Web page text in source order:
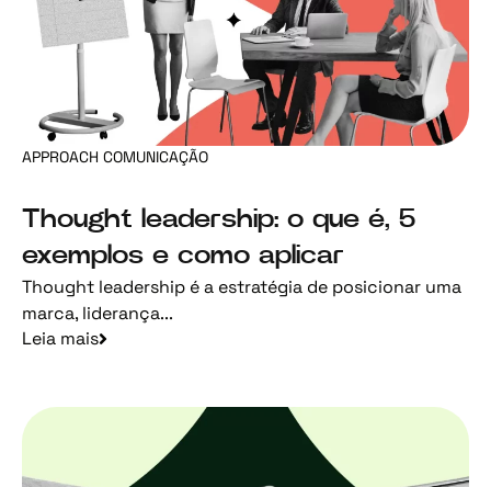
APPROACH COMUNICAÇÃO
Thought leadership: o que é, 5
exemplos e como aplicar
Thought leadership é a estratégia de posicionar uma
marca, liderança...
Leia mais